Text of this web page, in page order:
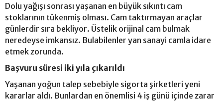
Dolu yağışı sonrası yaşanan en büyük sıkıntı cam
stoklarının tükenmiş olması. Cam taktırmayan araçlar
günlerdir sıra bekliyor. Üstelik orijinal cam bulmak
neredeyse imkansız. Bulabilenler yan sanayi camla idare
etmek zorunda.
Başvuru süresi iki yıla çıkarıldı
Yaşanan yoğun talep sebebiyle sigorta şirketleri yeni
kararlar aldı. Bunlardan en önemlisi 4 iş günü içinde zarar